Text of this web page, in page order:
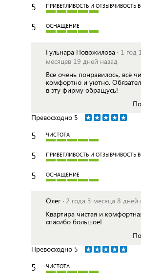
5 ПРИВЕТЛИВОСТЬ И ОТЗЫВЧИВОСТЬ
5 ОСНАЩЕНИЕ
Гульнара Новожилова · 1 год
месяцев 19 дней назад
Всё очень понравилось, всё
комфортно и уютно.
в эту фирму обращусь!
Превосходно 5
5 ЧИСТОТА
5 ПРИВЕТЛИВОСТЬ И ОТЗЫВЧИВОСТЬ
5 ОСНАЩЕНИЕ
Олег · 2 года 3 месяца 8 дней
Квартира чистая и
спасибо большое!
Превосходно 5
5 ЧИСТОТА